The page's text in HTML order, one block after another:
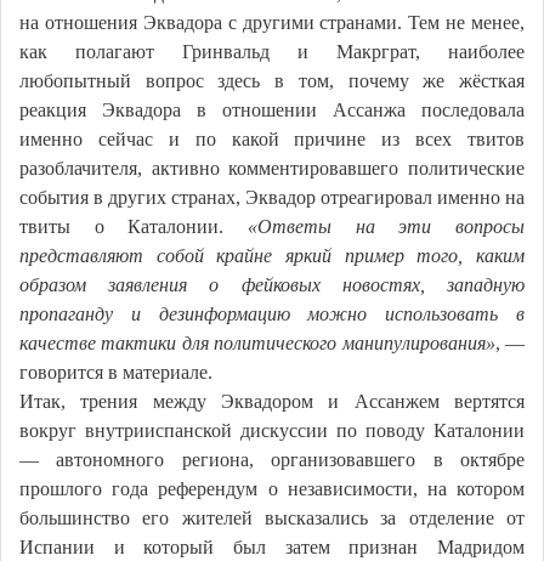
на отношения Эквадора с другими странами. Тем не менее,
как полагают Гринвальд и Макрграт, наиболее
любопытный вопрос здесь в том, почему же жёсткая
реакция Эквадора в отношении Ассанжа последовала
именно сейчас и по какой причине из всех твитов
разоблачителя, активно комментировавшего политические
события в других странах, Эквадор отреагировал именно на
твиты о Каталонии. «Ответы на эти вопросы
представляют собой крайне яркий пример того, каким
образом заявления о фейковых новостях, западную
пропаганду и дезинформацию можно использовать в
качестве тактики для политического манипулирования», —
говорится в материале.
Итак, трения между Эквадором и Ассанжем вертятся
вокруг внутрииспанской дискуссии по поводу Каталонии
— автономного региона, организовавшего в октябре
прошлого года референдум о независимости, на котором
большинство его жителей высказались за отделение от
Испании и который был затем признан Мадридом